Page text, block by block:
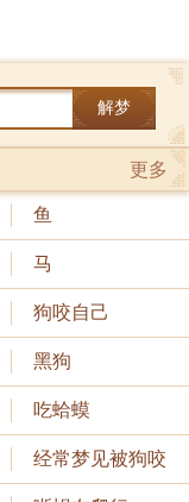
解梦
更多
鱼
马
狗咬自己
黑狗
吃蛤蟆
经常梦见被狗咬